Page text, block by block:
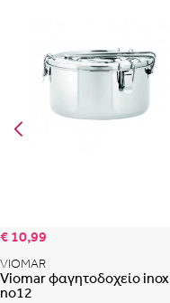
€ 10,99
VIOMAR
Viomar φαγητοδοχείο inox
no12